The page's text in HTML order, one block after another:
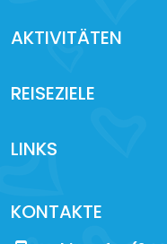
AKTIVITÄTEN
REISEZIELE
LINKS
KONTAKTE